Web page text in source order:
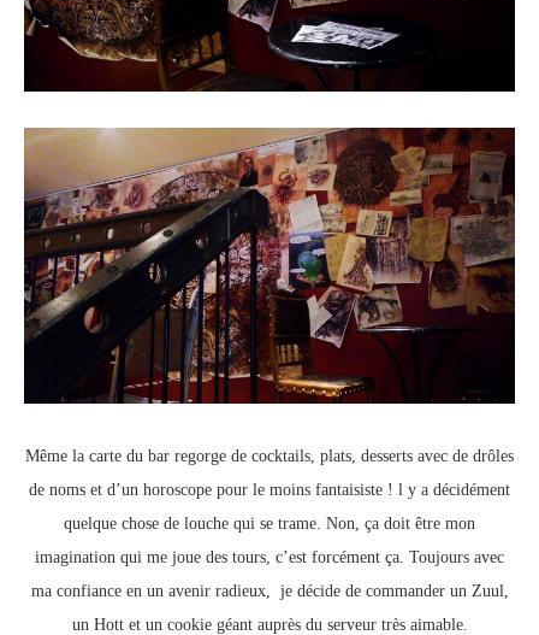
Même la carte du bar regorge de cocktails, plats, desserts avec de drôles
de noms et d’un horoscope pour le moins fantaisiste ! l y a décidément
quelque chose de louche qui se trame. Non, ça doit être mon
imagination qui me joue des tours, c’est forcément ça. Toujours avec
ma confiance en un avenir radieux, je décide de commander un Zuul,
un Hott et un cookie géant auprès du serveur très aimable.